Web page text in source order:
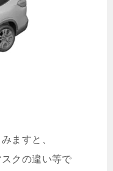
ますと、
クの違い等で